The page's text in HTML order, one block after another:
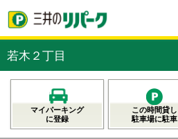
若木２丁目
マイパーキング
に登録
この時間貸し
駐車場に駐車